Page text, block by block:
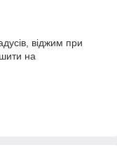
віджим при
на